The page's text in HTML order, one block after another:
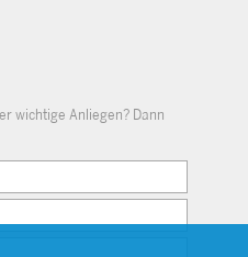
wichtige Anliegen? Dann